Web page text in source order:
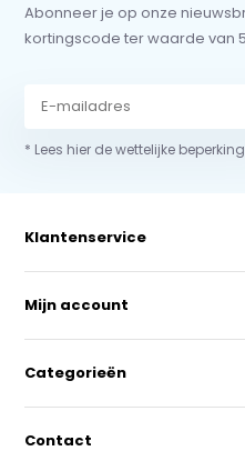
Abonneer je op onze
kortingscode ter waarde van
* Lees hier de wettelijke
Klantenservice
Mijn account
Categorieën
Contact